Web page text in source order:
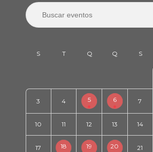
3 4 5 6 7
10 11 12 13 14
17 18 19 20 21